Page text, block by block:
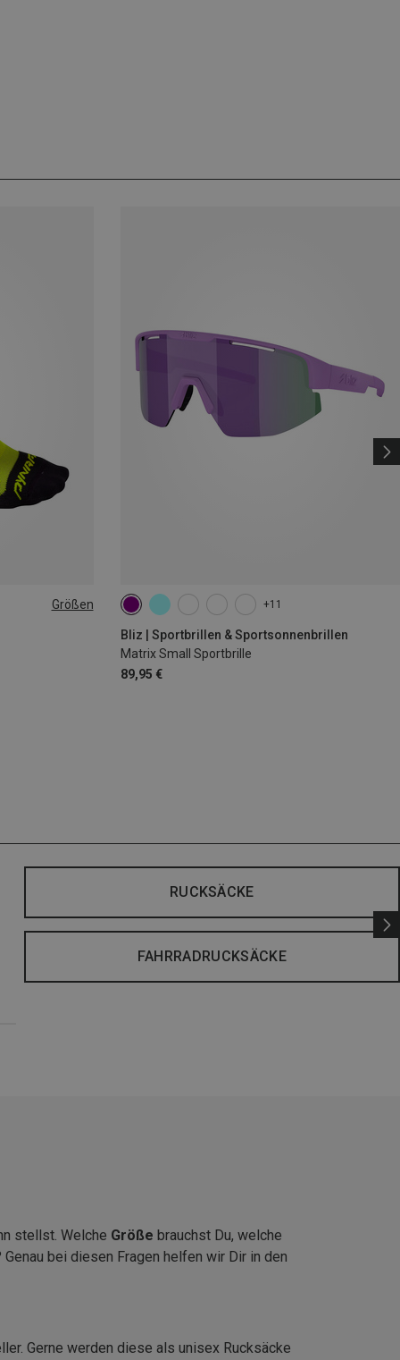
Größen +11
Bliz | Sportbrillen & Sportsonnenbrillen
Matrix Small Sportbrille
89,95 €
RUCKSÄCKE
FAHRRADRUCKSÄCKE
stellst. Welche Größe brauchst Du, welche
bei diesen Fragen helfen wir Dir in den
Gerne werden diese als unisex Rucksäcke